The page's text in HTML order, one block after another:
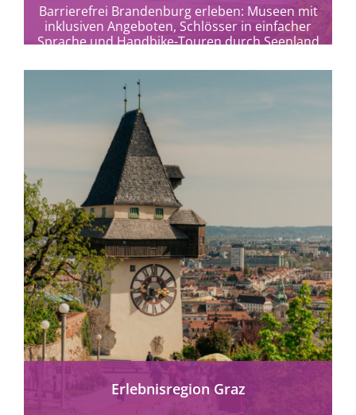
Barrierefrei Brandenburg erleben: Museen mit
inklusiven Angeboten, Schlösser in einfacher
Sprache und Handbike-Touren durch Seenland
mehr erfahren
Erlebnisregion Graz